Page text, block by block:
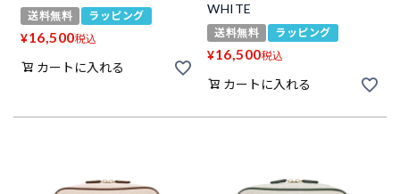
送料無料 ラッピング
¥16,500税込
カートに入れる
WHITE
送料無料 ラッピング
¥16,500税込
カートに入れる